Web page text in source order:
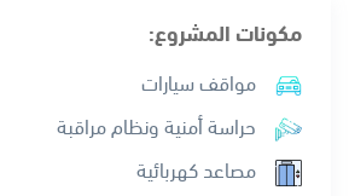
مكونات المشروع:
مواقف سيارات
حراسة أمنية ونظام مراقبة
مصاعد كهربائية